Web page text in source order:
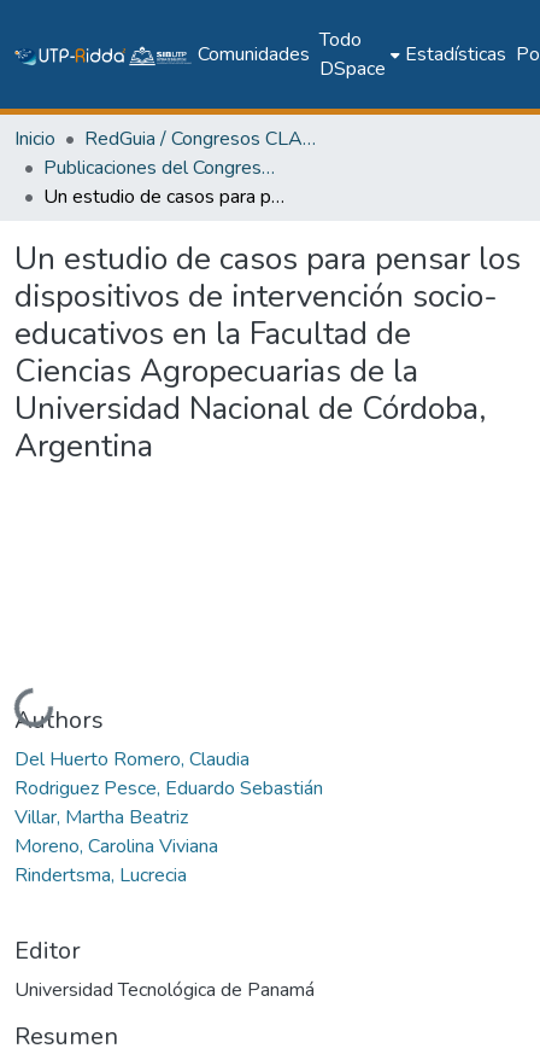
Comunidades
Todo
DSpace
Estadísticas
Inicio
RedGuia / Congresos CLABES
Publicaciones del Congreso Internacional CLABES
Un estudio de casos para pensar los dispositivos de intervención socio-educativos en la Facultad de Ciencias Agropecuarias de la Universidad Nacional de Córdoba, Argentina
Un estudio de casos para pensar los
dispositivos de intervención socio-
educativos en la Facultad de
Ciencias Agropecuarias de la
Universidad Nacional de Córdoba,
Argentina
Cargando...
Authors
Del Huerto Romero, Claudia
Rodriguez Pesce, Eduardo Sebastián
Villar, Martha Beatriz
Moreno, Carolina Viviana
Rindertsma, Lucrecia
Editor
Universidad Tecnológica de Panamá
Resumen